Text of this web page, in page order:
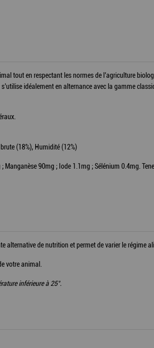
tout en respectant les normes de l’agriculture
idéalement en alternance avec la gamme
(18%), Humidité (12%)
90mg ; Iode 1.1mg ; Sélénium 0.4mg.
de nutrition et permet de varier le régime
votre animal.
inférieure à 25°.